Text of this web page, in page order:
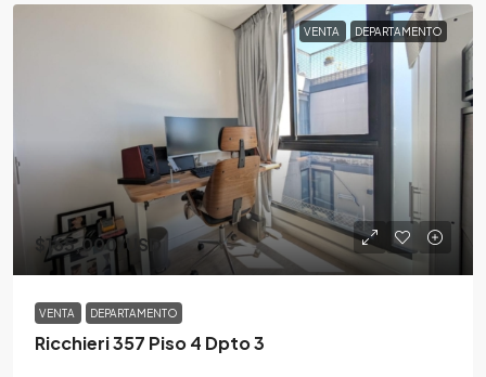
VENTA DEPARTAMENTO
$165,000/USD
VENTA DEPARTAMENTO
Ricchieri 357 Piso 4 Dpto 3